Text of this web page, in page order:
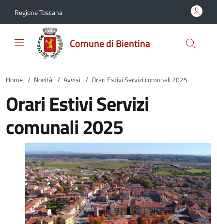
Regione Toscana
Comune di Bientina
Home / Novità / Avvisi / Orari Estivi Servizi comunali 2025
Orari Estivi Servizi
comunali 2025